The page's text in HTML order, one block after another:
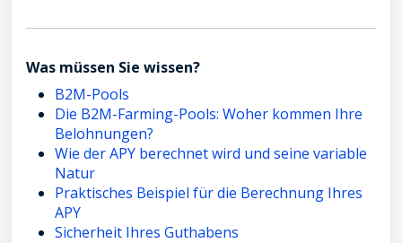
Was müssen Sie wissen?
B2M-Pools
Die B2M-Farming-Pools: Woher kommen Ihre
Belohnungen?
Wie der APY berechnet wird und seine variable
Natur
Praktisches Beispiel für die Berechnung Ihres
APY
Sicherheit Ihres Guthabens